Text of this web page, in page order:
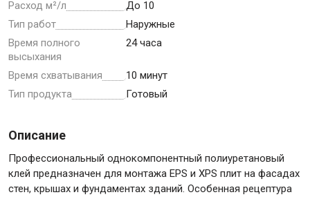
Расход м²/л
До 10
Тип работ
Наружные
Время полного
высыхания
24 часа
Время схватывания
10 минут
Тип продукта
Готовый
Описание
Профессиональный однокомпонентный полиуретановый
клей предназначен для монтажа EPS и XPS плит на фасадах
стен, крышах и фундаментах зданий. Особенная рецептура
Анкеры